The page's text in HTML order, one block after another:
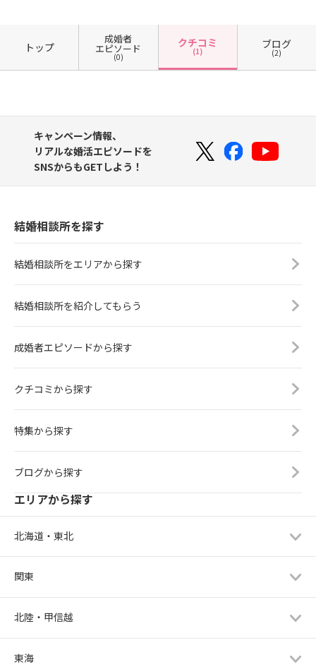
トップ
成婚者
エピソード
(0)
クチコミ
(1)
ブログ
(2)
キャンペーン情報、
リアルな婚活エピソードを
SNSからもGETしよう！
結婚相談所を探す
結婚相談所をエリアから探す
結婚相談所を紹介してもらう
成婚者エピソードから探す
クチコミから探す
特集から探す
ブログから探す
エリアから探す
北海道・東北
関東
北陸・甲信越
東海